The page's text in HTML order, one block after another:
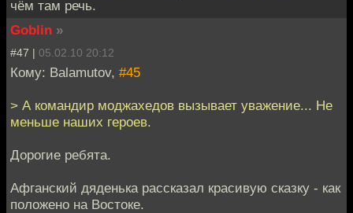
чём там речь.
Goblin »
#47 | 05.02.10 20:12
Кому: Balamutov, #45
> А командир моджахедов вызывает уважение... Не
меньше наших героев.
Дорогие ребята.
Афганский дяденька рассказал красивую сказку - как
положено на Востоке.